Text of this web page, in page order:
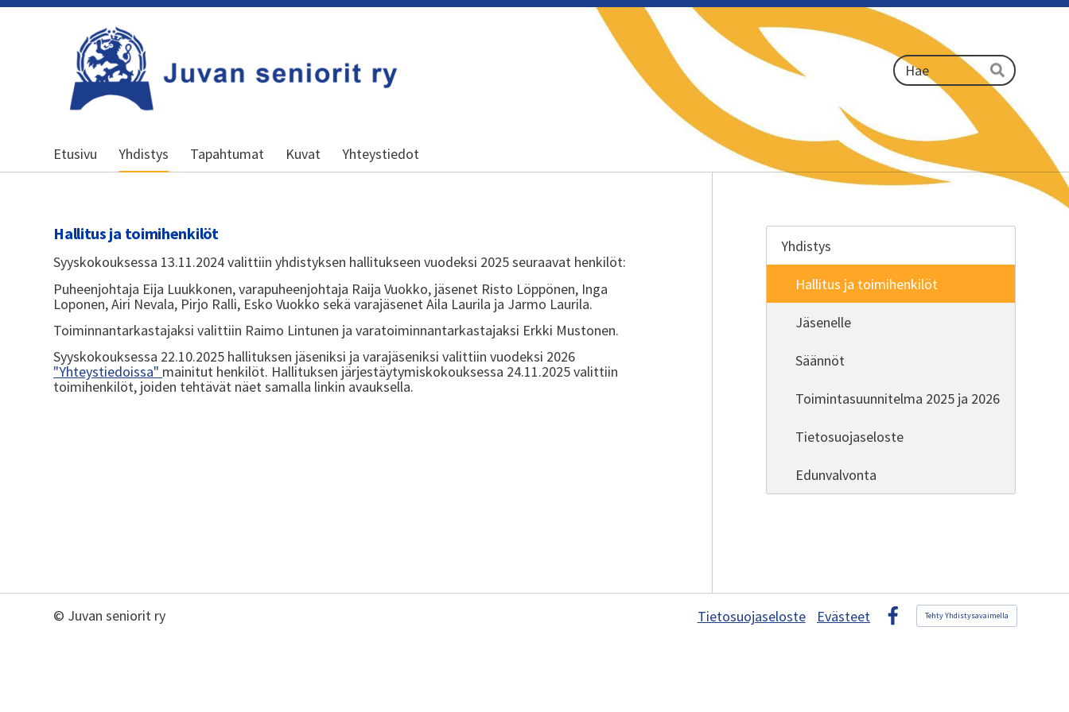
Kansallinen senioriliitto
Haku
Hae
Etusivu Yhdistys Tapahtumat Kuvat Yhteystiedot
Hallitus ja toimihenkilöt
Syyskokouksessa 13.11.2024 valittiin yhdistyksen hallitukseen vuodeksi 2025 seuraavat henkilöt:
Puheenjohtaja Eija Luukkonen, varapuheenjohtaja Raija Vuokko, jäsenet Risto Löppönen, Inga
Loponen, Airi Nevala, Pirjo Ralli, Esko Vuokko sekä varajäsenet Aila Laurila ja Jarmo Laurila.
Toiminnantarkastajaksi valittiin Raimo Lintunen ja varatoiminnantarkastajaksi Erkki Mustonen.
Syyskokouksessa 22.10.2025 hallituksen jäseniksi ja varajäseniksi valittiin vuodeksi 2026
"Yhteystiedoissa" mainitut henkilöt. Hallituksen järjestäytymiskokouksessa 24.11.2025 valittiin
toimihenkilöt, joiden tehtävät näet samalla linkin avauksella.
Yhdistys
Hallitus ja toimihenkilöt
Jäsenelle
Säännöt
Toimintasuunnitelma 2025 ja 2026
Tietosuojaseloste
Edunvalvonta
© Juvan seniorit ry Tietosuojaseloste
Evästeet
Facebook
Tehty Yhdistysavaimella